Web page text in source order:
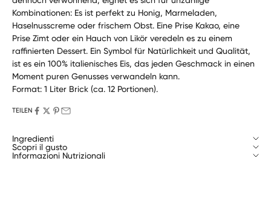
Kombinationen: Es ist perfekt zu Honig, Marmeladen,
Haselnusscreme oder frischem Obst. Eine Prise Kakao, eine
Prise Zimt oder ein Hauch von Likör veredeln es zu einem
raffinierten Dessert. Ein Symbol für Natürlichkeit und Qualität,
ist es ein 100% italienisches Eis, das jeden Geschmack in einen
Moment puren Genusses verwandeln kann.
Format: 1 Liter Brick (ca. 12 Portionen).
TEILEN
Ingredienti
Scopri il gusto
Informazioni Nutrizionali